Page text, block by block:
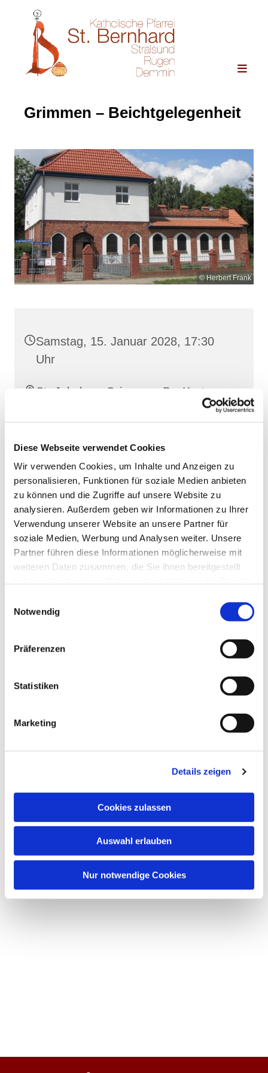
Diese Webseite verwendet Cookies
Wir verwenden Cookies, um Inhalte und Anzeigen zu
personalisieren, Funktionen für soziale Medien anbieten
zu können und die Zugriffe auf unsere Website zu
analysieren. Außerdem geben wir Informationen zu Ihrer
Verwendung unserer Website an unsere Partner für
soziale Medien, Werbung und Analysen weiter. Unsere
Partner führen diese Informationen möglicherweise mit
weiteren Daten zusammen, die Sie ihnen bereitgestellt
Notwendig
Präferenzen
Statistiken
Marketing
Details zeigen
Cookies zulassen
Auswahl erlauben
Nur notwendige Cookies
Grimmen – Beichtgelegenheit
© Herbert Frank
Samstag, 15. Januar 2028, 17:30
Uhr
St. Jakobus, Grimmen, Dr.-Kurt-
Fischer-Straße 1, 18507 Grimmen